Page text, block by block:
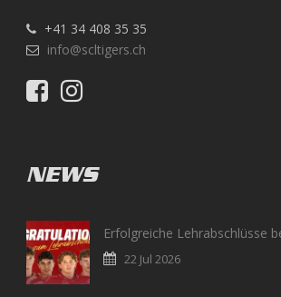
+41 34 408 35 35
info@scltigers.ch
NEWS
Erfolgreiche Lehrabschlüsse
22 Jul 2026